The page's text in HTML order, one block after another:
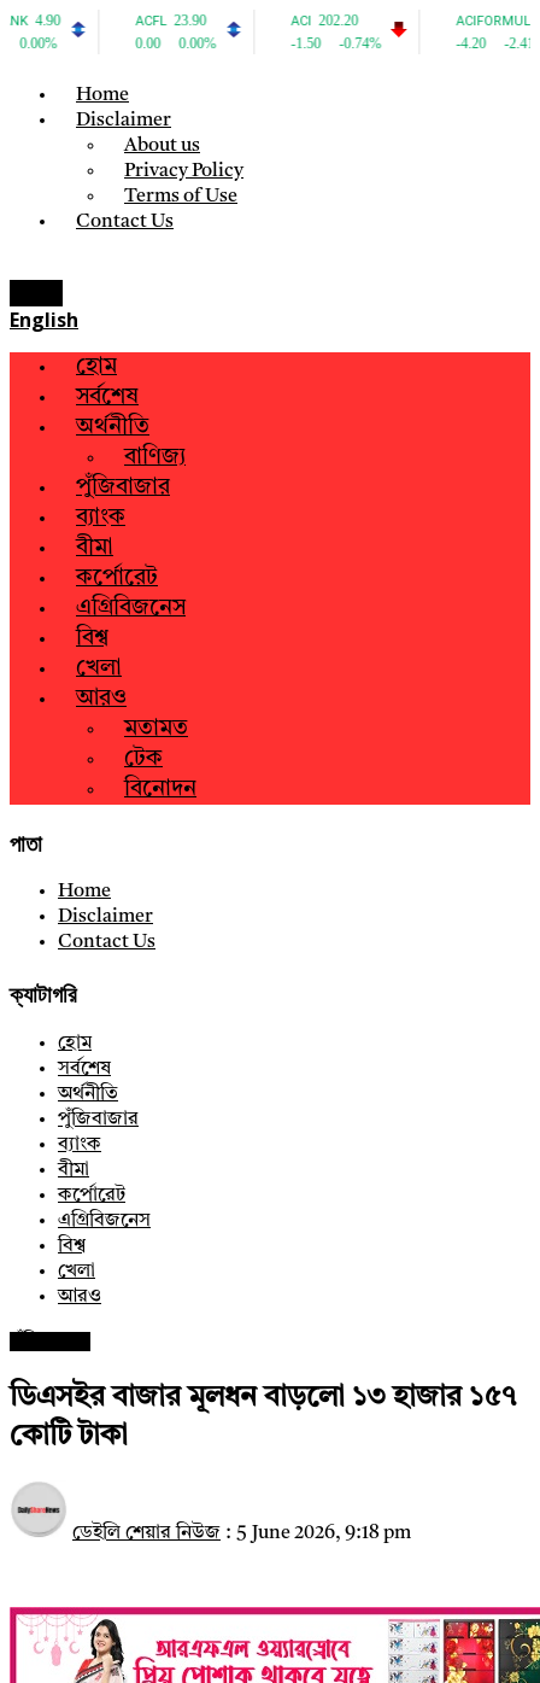
Home
Disclaimer
About us
Privacy Policy
Terms of Use
Contact Us
English
হোম
সর্বশেষ
অর্থনীতি
বাণিজ্য
পুঁজিবাজার
ব্যাংক
বীমা
কর্পোরেট
এগ্রিবিজনেস
বিশ্ব
খেলা
আরও
মতামত
টেক
বিনোদন
পাতা
Home
Disclaimer
Contact Us
ক্যাটাগরি
হোম
সর্বশেষ
অর্থনীতি
পুঁজিবাজার
ব্যাংক
বীমা
কর্পোরেট
এগ্রিবিজনেস
বিশ্ব
খেলা
আরও
ডিএসইর বাজার মূলধন বাড়লো ১৩ হাজার ১৫৭
কোটি টাকা
ডেইলি শেয়ার নিউজ : 5 June 2026, 9:18 pm